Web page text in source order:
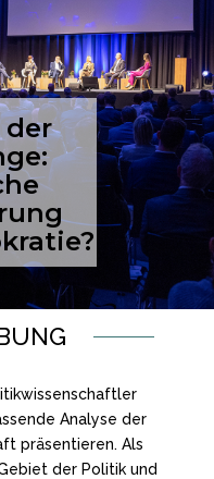
der
Analyse der
präsentieren. Als
der Politik und